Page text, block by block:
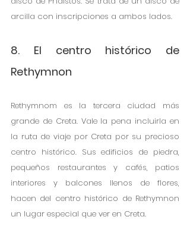
arcilla con inscripciones a ambos lados.
8. El centro histórico de
Rethymnon
Rethymnom es la tercera ciudad más
grande de Creta. Vale la pena incluirla en
la ruta de viaje por Creta por su precioso
centro histórico. Sus edificios de piedra,
pequeños restaurantes y cafés, patios
interiores y balcones llenos de flores,
hacen del centro histórico de Rethymnon
un lugar especial que ver en Creta.